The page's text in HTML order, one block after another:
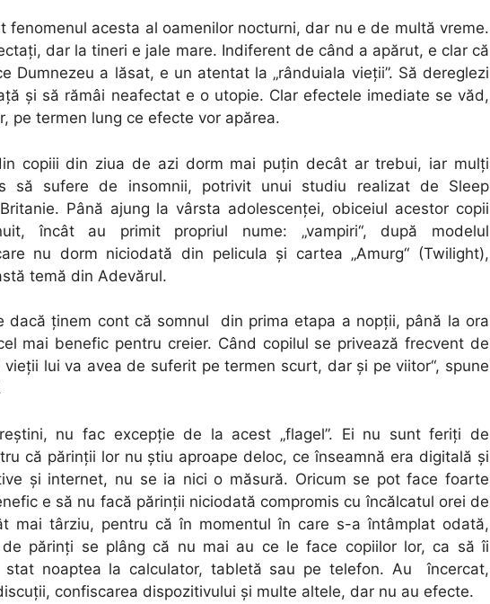
fenomenul acesta al oamenilor nocturni, dar nu e de multă vreme.
dar la tineri e jale mare. Indiferent de când a apărut, e clar că
Dumnezeu a lăsat, e un atentat la „rânduiala vieții”. Să dereglezi
și să rămâi neafectat e o utopie. Clar efectele imediate se văd,
pe termen lung ce efecte vor apărea.
copiii din ziua de azi dorm mai puţin decât ar trebui, iar mulţi
să sufere de insomnii, potrivit unui studiu realizat de Sleep
Până ajung la vârsta adolescenţei, obiceiul acestor copii
încât au primit propriul nume: „vampiri“, după modelul
nu dorm niciodată din pelicula şi cartea „Amurg“ (Twilight),
temă din Adevărul.
dacă ținem cont că somnul din prima etapa a nopţii, până la ora
mai benefic pentru creier. Când copilul se privează frecvent de
lui va avea de suferit pe termen scurt, dar şi pe viitor“, spune
nu fac excepție de la acest „flagel”. Ei nu sunt feriți de
că părinții lor nu știu aproape deloc, ce înseamnă era digitală și
și internet, nu se ia nici o măsură. Oricum se pot face foarte
e să nu facă părinții niciodată compromis cu încălcatul orei de
mai târziu, pentru că în momentul în care s-a întâmplat odată,
de părinți se plâng că nu mai au ce le face copiilor lor, ca să îi
stat noaptea la calculator, tabletă sau pe telefon. Au încercat,
confiscarea dispozitivului și multe altele, dar nu au efecte.